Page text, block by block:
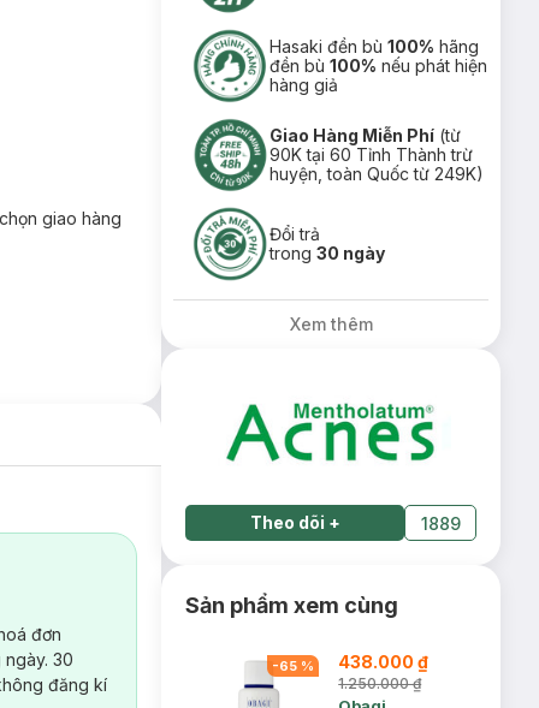
giao hàng
đơn
30
đăng kí
Hasaki đền bù100% hãng
đền bù100% nếu phát hiện
hàng giả
Giao Hàng Miễn Phí (từ
90K tại 60 Tỉnh Thành trừ
huyện, toàn Quốc từ 249K)
Đổi trả
trong30 ngày
Xem thêm
Theo dõi + 1889
Sản phẩm xem cùng
-65 % 438.000 ₫
1.250.000 ₫